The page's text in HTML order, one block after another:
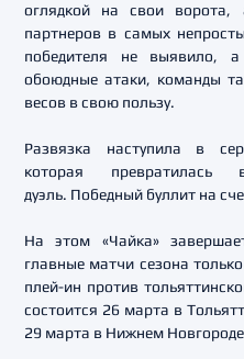
оглядкой на свои
партнеров в самых
победителя не выявило,
обоюдные атаки, команды
весов в свою пользу.
Развязка наступила в
которая превратилась
дуэль. Победный буллит на
На этом «Чайка»
главные матчи сезона
плей-ин против
состоится 26 марта в
29 марта в Нижнем